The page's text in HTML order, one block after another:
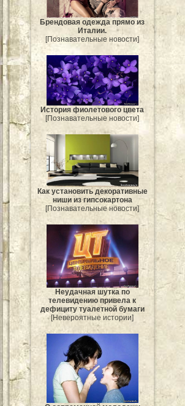
Брендовая одежда прямо из
Италии.
[Познавательные новости]
История фиолетового цвета
[Познавательные новости]
Как установить декоративные
ниши из гипсокартона
[Познавательные новости]
Неудачная шутка по
телевидению привела к
дефициту туалетной бумаги
[Невероятные истории]